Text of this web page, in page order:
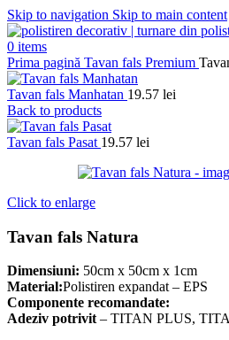
Skip to navigation Skip to main content
0 items
Prima pagină Tavan fals Premium
Tavan fals Manhatan 19.57 lei
Back to products
Tavan fals Pasat 19.57 lei
Click to enlarge
Tavan fals Natura
Dimensiuni: 50cm x 50cm x 1cm
Material:Polistiren expandat – EPS
Componente recomandate:
Adeziv potrivit– TITAN PLUS,